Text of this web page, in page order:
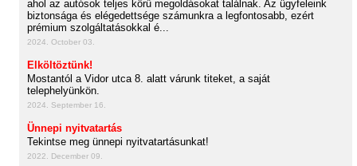
ahol az autósok teljes körű megoldásokat találnak. Az ügyfeleink
biztonsága és elégedettsége számunkra a legfontosabb, ezért
prémium szolgáltatásokkal é...
2024. October 03.
Elköltöztünk!
Mostantól a Vidor utca 8. alatt várunk titeket, a saját
telephelyünkön.
2024. September 16.
Ünnepi nyitvatartás
Tekintse meg ünnepi nyitvatartásunkat!
2022. December 09.